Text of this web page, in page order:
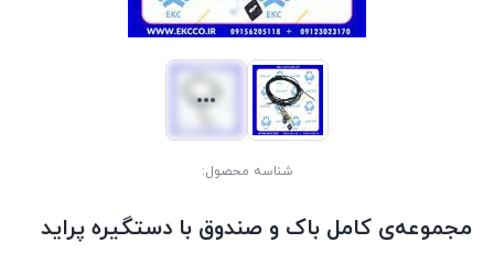
شناسه محصول:
مجموعه‌ی کامل باک و صندوق با دستگیره پراید